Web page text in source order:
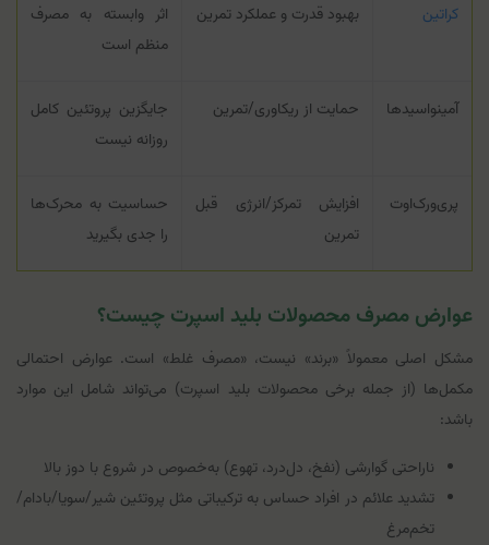
کراتین بهبود قدرت و عملکرد تمرین
اثر وابسته به مصرف
منظم است
آمینواسیدها حمایت از ریکاوری/تمرین
جایگزین پروتئین کامل
روزانه نیست
پری‌ورک‌اوت
افزایش تمرکز/انرژی قبل
تمرین
حساسیت به محرک‌ها
را جدی بگیرید
عوارض مصرف محصولات بلید اسپرت چیست؟
مشکل اصلی معمولاً «برند» نیست، «مصرف غلط» است. عوارض احتمالی
مکمل‌ها (از جمله برخی محصولات بلید اسپرت) می‌تواند شامل این موارد
باشد:
ناراحتی گوارشی (نفخ، دل‌درد، تهوع) به‌خصوص در شروع با دوز بالا
تشدید علائم در افراد حساس به ترکیباتی مثل پروتئین شیر/سویا/بادام/
تخم‌مرغ